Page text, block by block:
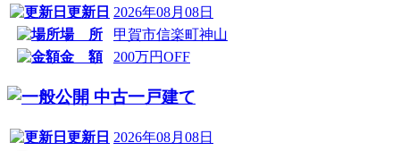
更新日 2026年08月08日
場 所
甲賀市信楽町神山
金 額
200万円OFF
中古一戸建て
更新日 2026年08月08日